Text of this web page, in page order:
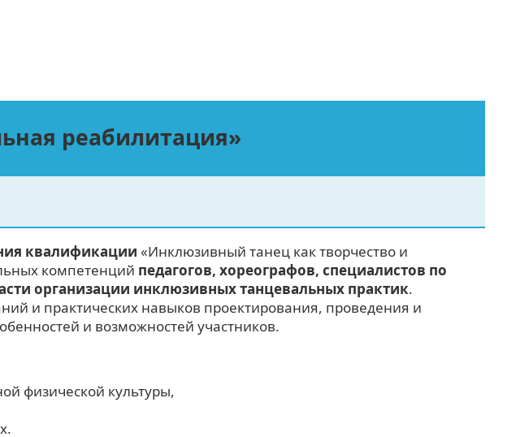
реабилитация»
квалификации «Инклюзивный танец как творчество и
компетенций педагогов, хореографов, специалистов по
организации инклюзивных танцевальных практик.
и практических навыков проектирования, проведения и
и возможностей участников.
физической культуры,